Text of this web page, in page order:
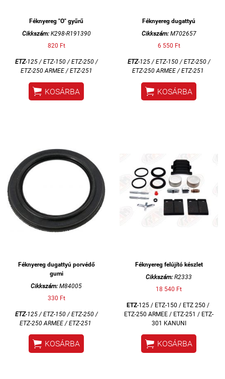
Féknyereg "O" gyűrű
Cikkszám:K298-R191390
820 Ft
ETZ-125 / ETZ-150 / ETZ-250 /
ETZ-250 ARMEE / ETZ-251
 KOSÁRBA
Féknyereg dugattyú
Cikkszám:M702657
6 550 Ft
ETZ-125 / ETZ-150 / ETZ-250 /
ETZ-250 ARMEE / ETZ-251
 KOSÁRBA
Féknyereg dugattyú porvédő
gumi
Cikkszám: M84005
330 Ft
ETZ-125 / ETZ-150 / ETZ-250 /
ETZ-250 ARMEE / ETZ-251
 KOSÁRBA
Féknyereg felújító készlet
Cikkszám: R2333
18 540 Ft
ETZ-125 / ETZ-150 / ETZ 250 /
ETZ-250 ARMEE / ETZ-251 / ETZ-
301 KANUNI
 KOSÁRBA